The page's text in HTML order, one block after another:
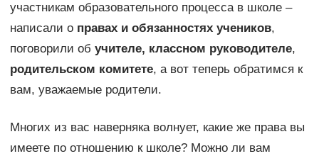
участникам образовательного процесса в школе –
написали о правах и обязанностях учеников,
поговорили об учителе, классном руководителе,
родительском комитете, а вот теперь обратимся к
вам, уважаемые родители.
Многих из вас наверняка волнует, какие же права вы
имеете по отношению к школе? Можно ли вам